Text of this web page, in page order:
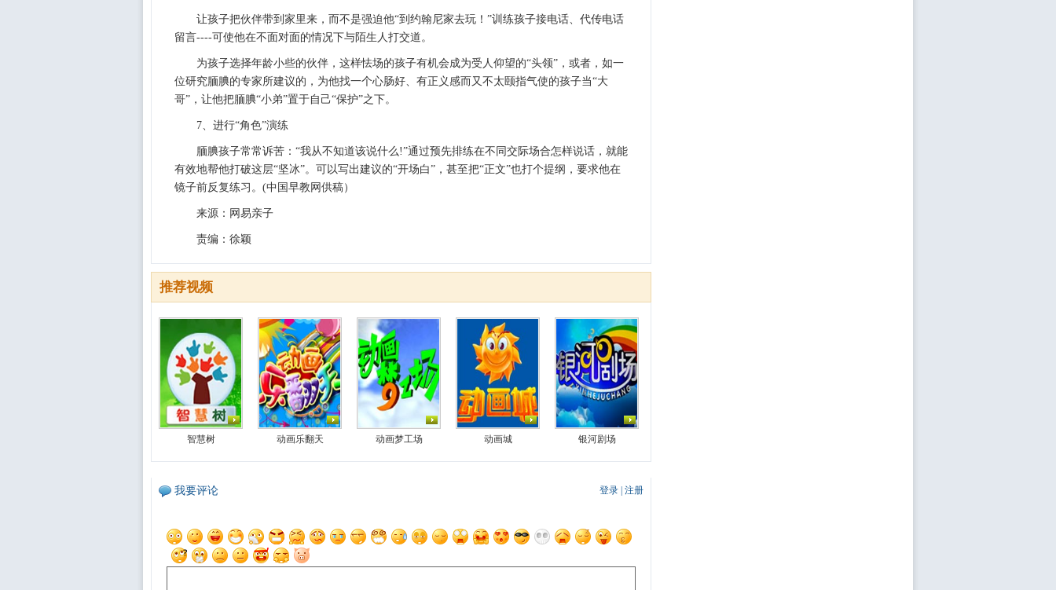
让孩子把伙伴带到家里来，而不是强迫他“到约翰尼家去玩！”训练孩子接电话、代传电话
留言----可使他在不面对面的情况下与陌生人打交道。
为孩子选择年龄小些的伙伴，这样怯场的孩子有机会成为受人仰望的“头领”，或者，如一
位研究腼腆的专家所建议的，为他找一个心肠好、有正义感而又不太颐指气使的孩子当“大
哥”，让他把腼腆“小弟”置于自己“保护”之下。
7、进行“角色”演练
腼腆孩子常常诉苦：“我从不知道该说什么!”通过预先排练在不同交际场合怎样说话，就能
有效地帮他打破这层“坚冰”。可以写出建议的“开场白”，甚至把“正文”也打个提纲，要求他在
镜子前反复练习。(中国早教网供稿）
来源：网易亲子
责编：徐颖
推荐视频
智慧树 动画乐翻天 动画梦工场 动画城 银河剧场
登录 注册
我要评论